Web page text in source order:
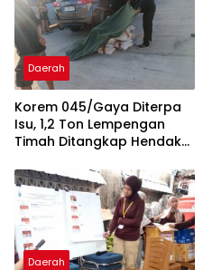
Daerah
Korem 045/Gaya Diterpa
Isu, 1,2 Ton Lempengan
Timah Ditangkap Hendak
Daerah